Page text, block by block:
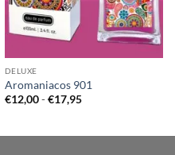
DELUXE
Aromaniacos 901
€12,00 - €17,95Rango
€12,00